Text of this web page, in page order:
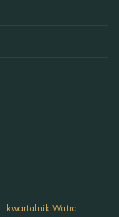
kwartalnik Watra